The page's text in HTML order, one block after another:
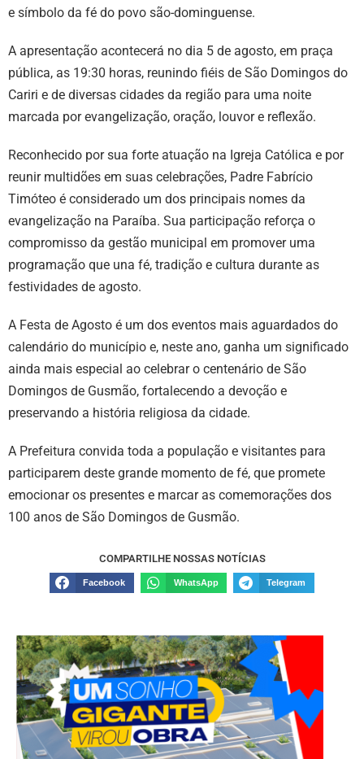
e símbolo da fé do povo são-dominguense.
A apresentação acontecerá no dia 5 de agosto, em praça
pública, as 19:30 horas, reunindo fiéis de São Domingos do
Cariri e de diversas cidades da região para uma noite
marcada por evangelização, oração, louvor e reflexão.
Reconhecido por sua forte atuação na Igreja Católica e por
reunir multidões em suas celebrações, Padre Fabrício
Timóteo é considerado um dos principais nomes da
evangelização na Paraíba. Sua participação reforça o
compromisso da gestão municipal em promover uma
programação que una fé, tradição e cultura durante as
festividades de agosto.
A Festa de Agosto é um dos eventos mais aguardados do
calendário do município e, neste ano, ganha um significado
ainda mais especial ao celebrar o centenário de São
Domingos de Gusmão, fortalecendo a devoção e
preservando a história religiosa da cidade.
A Prefeitura convida toda a população e visitantes para
participarem deste grande momento de fé, que promete
emocionar os presentes e marcar as comemorações dos
100 anos de São Domingos de Gusmão.
COMPARTILHE NOSSAS NOTÍCIAS
Facebook WhatsApp Telegram